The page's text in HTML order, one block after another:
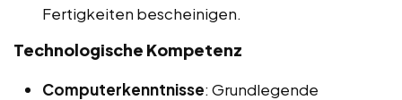
Fertigkeiten bescheinigen.
Technologische Kompetenz
Computerkenntnisse: Grundlegende